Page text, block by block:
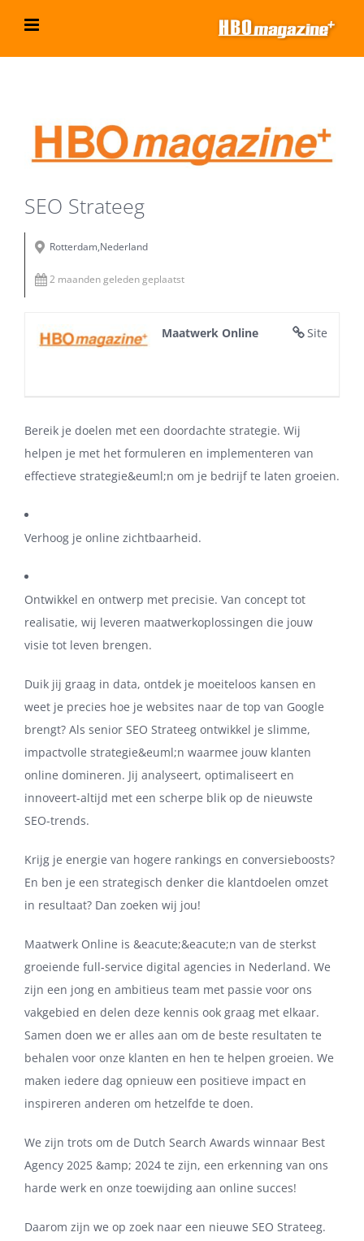
inhoud
grotere
afbeelding
SEO Strateeg
Rotterdam,Nederland
2 maanden geleden geplaatst
Site
Maatwerk Online
Bereik je doelen met een doordachte strategie. Wij
helpen je met het formuleren en implementeren van
effectieve strategie&euml;n om je bedrijf te laten groeien.
Verhoog je online zichtbaarheid.
Ontwikkel en ontwerp met precisie. Van concept tot
realisatie, wij leveren maatwerkoplossingen die jouw
visie tot leven brengen.
Duik jij graag in data, ontdek je moeiteloos kansen en
weet je precies hoe je websites naar de top van Google
brengt? Als senior SEO Strateeg ontwikkel je slimme,
impactvolle strategie&euml;n waarmee jouw klanten
online domineren. Jij analyseert, optimaliseert en
innoveert-altijd met een scherpe blik op de nieuwste
SEO-trends.
Krijg je energie van hogere rankings en conversieboosts?
En ben je een strategisch denker die klantdoelen omzet
in resultaat? Dan zoeken wij jou!
Maatwerk Online is &eacute;&eacute;n van de sterkst
groeiende full-service digital agencies in Nederland. We
zijn een jong en ambitieus team met passie voor ons
vakgebied en delen deze kennis ook graag met elkaar.
Samen doen we er alles aan om de beste resultaten te
behalen voor onze klanten en hen te helpen groeien. We
maken iedere dag opnieuw een positieve impact en
inspireren anderen om hetzelfde te doen.
We zijn trots om de Dutch Search Awards winnaar Best
Agency 2025 &amp; 2024 te zijn, een erkenning van ons
harde werk en onze toewijding aan online succes!
Daarom zijn we op zoek naar een nieuwe SEO Strateeg.